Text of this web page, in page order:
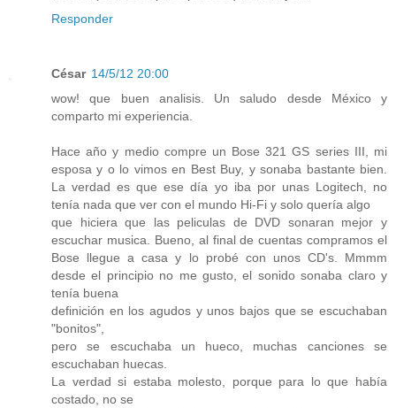
Responder
César 14/5/12 20:00
wow! que buen analisis. Un saludo desde México y
comparto mi experiencia.
Hace año y medio compre un Bose 321 GS series III, mi
esposa y o lo vimos en Best Buy, y sonaba bastante bien.
La verdad es que ese día yo iba por unas Logitech, no
tenía nada que ver con el mundo Hi-Fi y solo quería algo
que hiciera que las peliculas de DVD sonaran mejor y
escuchar musica. Bueno, al final de cuentas compramos el
Bose llegue a casa y lo probé con unos CD's. Mmmm
desde el principio no me gusto, el sonido sonaba claro y
tenía buena
definición en los agudos y unos bajos que se escuchaban
"bonitos",
pero se escuchaba un hueco, muchas canciones se
escuchaban huecas.
La verdad si estaba molesto, porque para lo que había
costado, no se